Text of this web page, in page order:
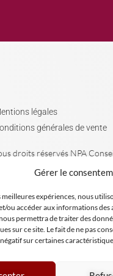
Gérer le
expériences, nous
ou accéder aux informations des
permettra de traiter des
sur ce site. Le fait de ne pas
sur certaines
légales
générales de vente
droits réservés NPA